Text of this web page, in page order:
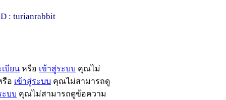
: turianrabbit
บียน หรือ เข้าสู่ระบบ คุณไม่
รือ เข้าสู่ระบบ คุณไม่สามารถดู
ะบบ คุณไม่สามารถดูข้อความ